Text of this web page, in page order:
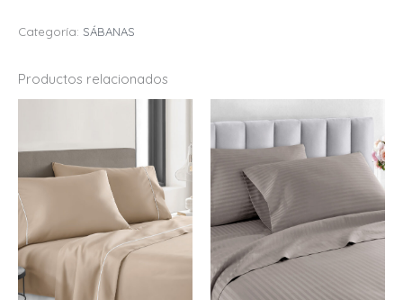
Categoría: SÁBANAS
Productos relacionados